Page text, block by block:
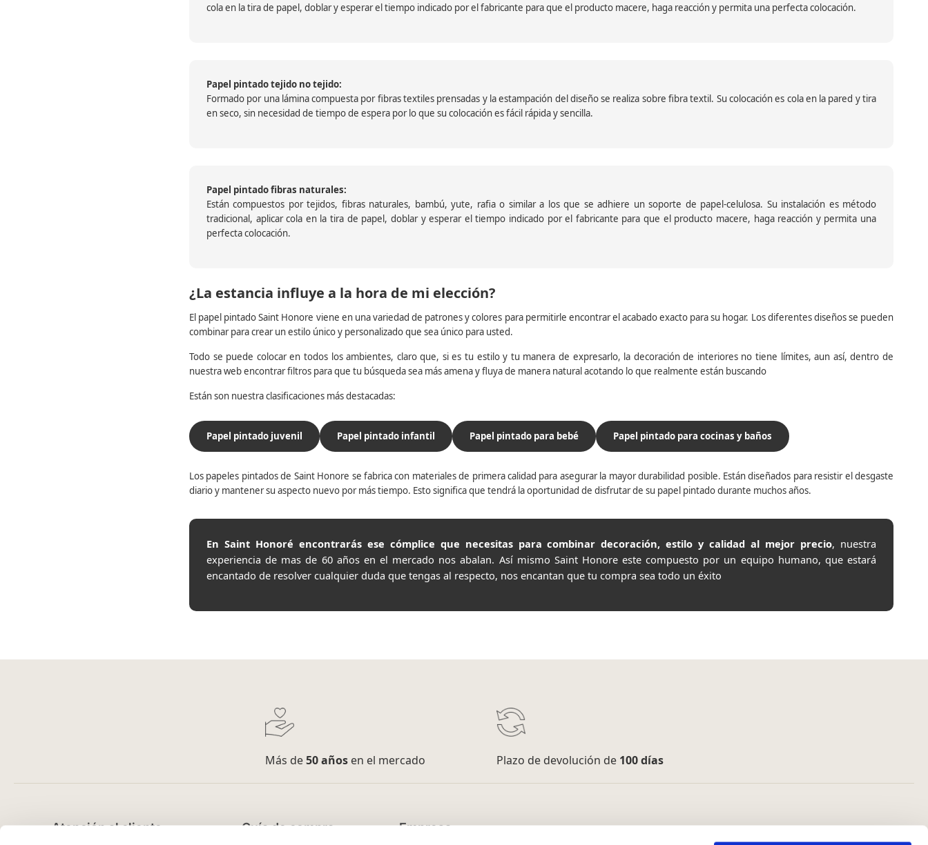
cola en la tira de papel, doblar y esperar el tiempo indicado por el fabricante para que el producto macere, haga reacción y permita una perfecta colocación.
Papel pintado tejido no tejido:
Formado por una lámina compuesta por fibras textiles prensadas y la estampación del diseño se realiza sobre fibra textil. Su colocación es cola en la pared y tira
en seco, sin necesidad de tiempo de espera por lo que su colocación es fácil rápida y sencilla.
Papel pintado fibras naturales:
Están compuestos por tejidos, fibras naturales, bambú, yute, rafia o similar a los que se adhiere un soporte de papel-celulosa. Su instalación es método
tradicional, aplicar cola en la tira de papel, doblar y esperar el tiempo indicado por el fabricante para que el producto macere, haga reacción y permita una
perfecta colocación.
¿La estancia influye a la hora de mi elección?
El papel pintado Saint Honore viene en una variedad de patrones y colores para permitirle encontrar el acabado exacto para su hogar. Los diferentes diseños se pueden
combinar para crear un estilo único y personalizado que sea único para usted.
Todo se puede colocar en todos los ambientes, claro que, si es tu estilo y tu manera de expresarlo, la decoración de interiores no tiene límites, aun así, dentro de
nuestra web encontrar filtros para que tu búsqueda sea más amena y fluya de manera natural acotando lo que realmente están buscando
Están son nuestra clasificaciones más destacadas:
Papel pintado juvenil Papel pintado infantil Papel pintado para bebé Papel pintado para cocinas y baños
Los papeles pintados de Saint Honore se fabrica con materiales de primera calidad para asegurar la mayor durabilidad posible. Están diseñados para resistir el desgaste
diario y mantener su aspecto nuevo por más tiempo. Esto significa que tendrá la oportunidad de disfrutar de su papel pintado durante muchos años.
En Saint Honoré encontrarás ese cómplice que necesitas para combinar decoración, estilo y calidad al mejor precio, nuestra
experiencia de mas de 60 años en el mercado nos abalan. Así mismo Saint Honore este compuesto por un equipo humano, que estará
encantado de resolver cualquier duda que tengas al respecto, nos encantan que tu compra sea todo un éxito
Más de50 añosen el mercado Plazo de devolución de 100 días
Atención al cliente Guía de compra Empresa